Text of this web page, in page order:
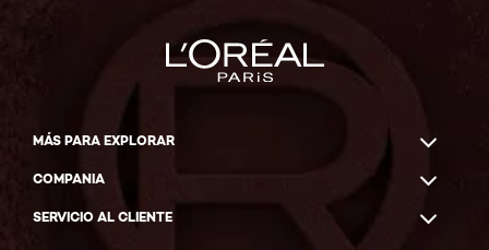
MÁS PARA EXPLORAR
COMPANIA
SERVICIO AL CLIENTE